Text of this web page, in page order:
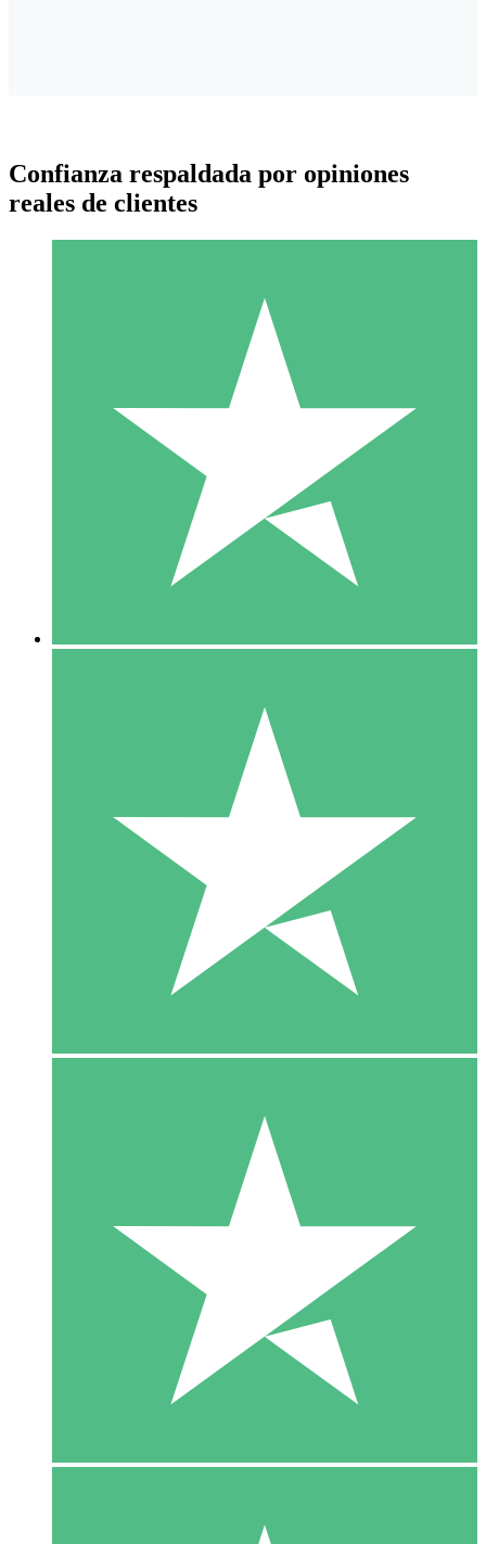
Paquetes de Créditos Individuales
Paga según el uso con créditos de descarga. Sin compromiso
10 00
10 Descargas
20 00
Confianza respaldada por opiniones
reales de clientes